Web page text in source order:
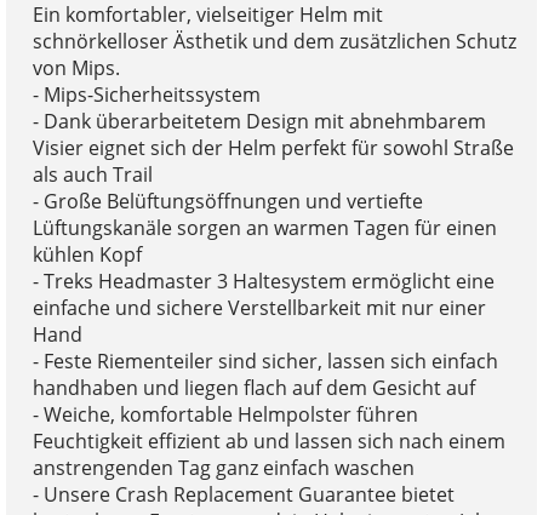
Ein komfortabler, vielseitiger Helm mit
schnörkelloser Ästhetik und dem zusätzlichen Schutz
von Mips.
- Mips-Sicherheitssystem
- Dank überarbeitetem Design mit abnehmbarem
Visier eignet sich der Helm perfekt für sowohl Straße
als auch Trail
- Große Belüftungsöffnungen und vertiefte
Lüftungskanäle sorgen an warmen Tagen für einen
kühlen Kopf
- Treks Headmaster 3 Haltesystem ermöglicht eine
einfache und sichere Verstellbarkeit mit nur einer
Hand
- Feste Riementeiler sind sicher, lassen sich einfach
handhaben und liegen flach auf dem Gesicht auf
- Weiche, komfortable Helmpolster führen
Feuchtigkeit effizient ab und lassen sich nach einem
anstrengenden Tag ganz einfach waschen
- Unsere Crash Replacement Guarantee bietet